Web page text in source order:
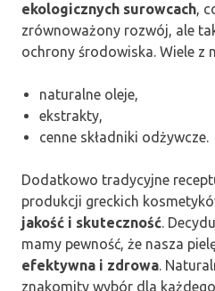
ekologicznych surowcach,
zrównoważony rozwój, ale
ochrony środowiska. Wiele z
naturalne oleje,
ekstrakty,
cenne składniki odżywcze.
Dodatkowo tradycyjne
produkcji greckich
jakość i skuteczność.
mamy pewność, że nasza
efektywna i zdrowa.
znakomity wybór dla